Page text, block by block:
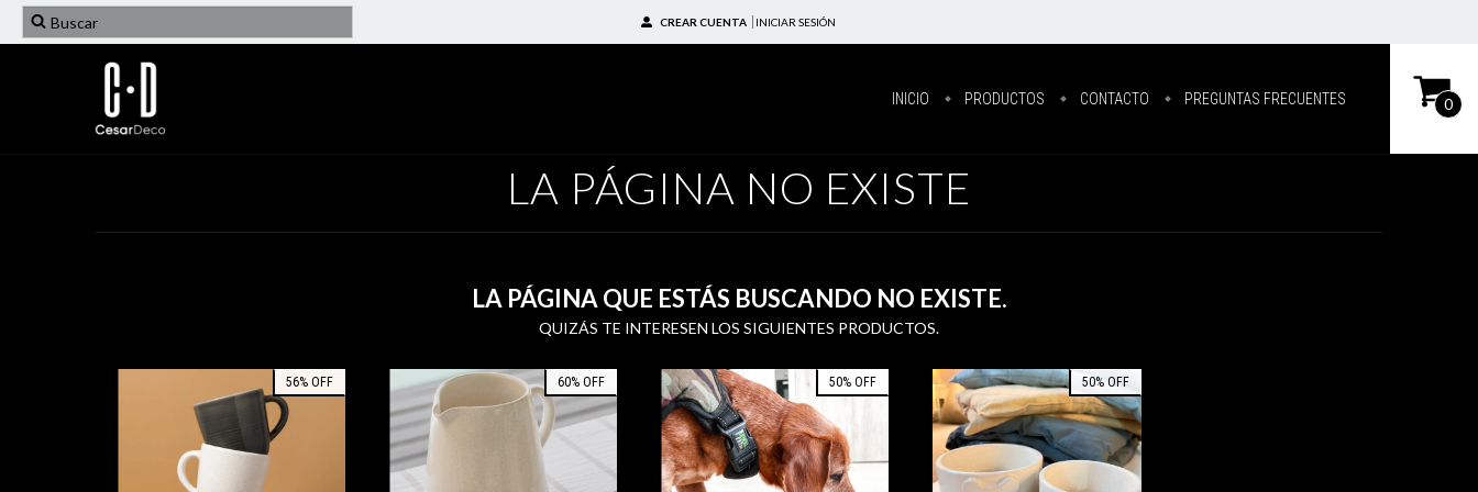
CREAR CUENTA INICIAR SESIÓN
INICIO PRODUCTOS CONTACTO PREGUNTAS FRECUENTES 0
LA PÁGINA NO EXISTE
LA PÁGINA QUE ESTÁS BUSCANDO NO EXISTE.
QUIZÁS TE INTERESEN LOS SIGUIENTES PRODUCTOS.
56% OFF 60% OFF 50% OFF 50% OFF